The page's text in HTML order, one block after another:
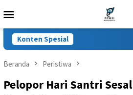
ke
Mobile
Konten Spesial
Beranda Peristiwa
Pelopor Hari Santri